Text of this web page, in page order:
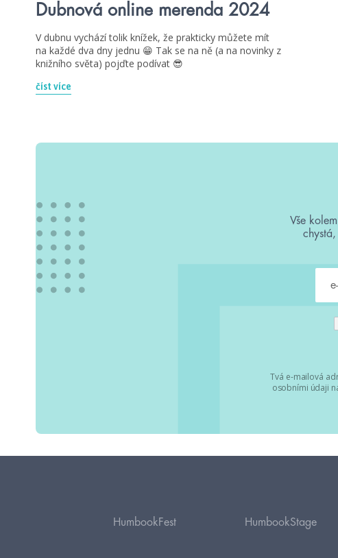
Dubnová online merenda 2024
V dubnu vychází tolik knížek, že prakticky můžete mít
na každé dva dny jednu 😁 Tak se na ně (a na novinky z
knižního světa) pojďte podívat 😎
číst více
Vše
Tvá e-mailová
osobními údaji
HumbookFest HumbookStage